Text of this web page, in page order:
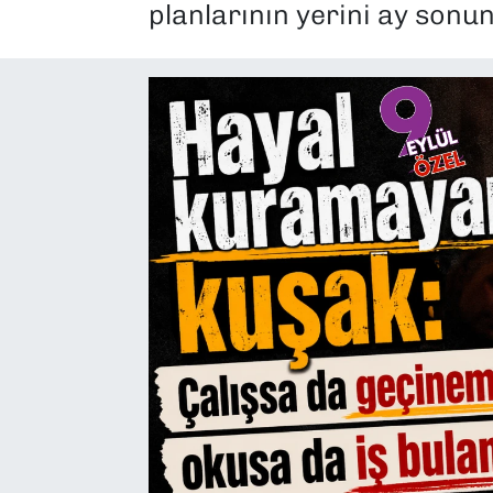
planlarının yerini ay
YEREL YÖNETİMLER